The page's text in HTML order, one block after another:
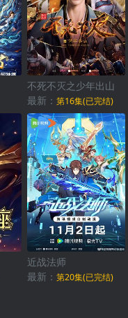
不死不灭之少年出山
最新： 第16集(已完结)
近战法师
最新： 第20集(已完结)